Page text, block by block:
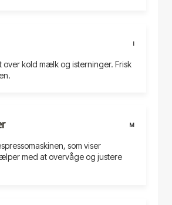
I
over kold mælk og isterninger. Frisk
M
som viser
med at overvåge og justere